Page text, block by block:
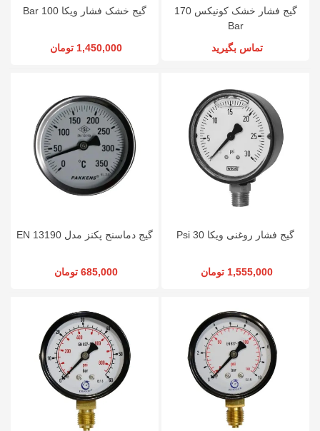
گیج فشار خشک کونیکس 170
Bar
تماس بگیرید
گیج خشک فشار ویکا 100 Bar
1,450,000 تومان
گیج فشار روغنی ویکا 30 Psi
1,555,000 تومان
گیج دماسنج پکنز مدل EN 13190
685,000 تومان